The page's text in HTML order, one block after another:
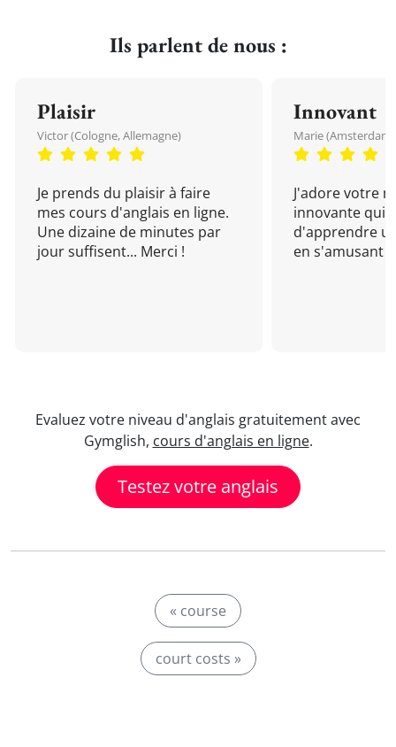
Ils parlent de nous :
Plaisir
Victor (Cologne, Allemagne)
Je prends du plaisir à faire
mes cours d'anglais en ligne.
Une dizaine de minutes par
jour suffisent... Merci !
Innovant
Marie (Amsterdam,
J'adore votre
innovante qui
d'apprendre
en s'amusant !
Evaluez votre niveau d'anglais gratuitement avec
Gymglish, cours d'anglais en ligne.
Testez votre anglais
« course
court costs »